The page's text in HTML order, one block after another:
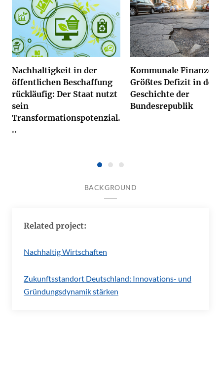
Nachhaltigkeit in der
öffentlichen Beschaffung
rückläufig: Der Staat nutzt
sein
Transformationspotenzial.
..
Kommunale Finanzen
Größtes Defizit in der
Geschichte der
Bundesrepublik
BACKGROUND
Related project:
Nachhaltig Wirtschaften
Zukunftsstandort Deutschland: Innovations- und
Gründungsdynamik stärken